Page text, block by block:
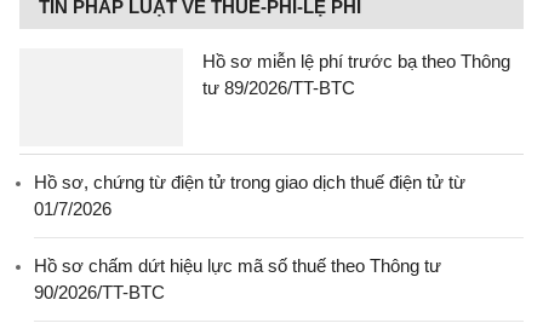
TIN PHÁP LUẬT VỀ THUẾ-PHÍ-LỆ PHÍ
Hồ sơ miễn lệ phí trước bạ theo Thông
tư 89/2026/TT-BTC
Hồ sơ, chứng từ điện tử trong giao dịch thuế điện tử từ
01/7/2026
Hồ sơ chấm dứt hiệu lực mã số thuế theo Thông tư
90/2026/TT-BTC